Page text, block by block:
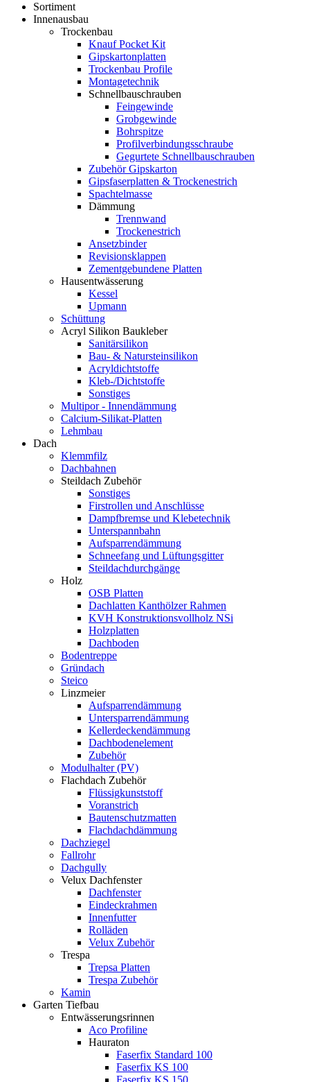
Sortiment
Innenausbau
Trockenbau
Knauf Pocket Kit
Gipskartonplatten
Trockenbau Profile
Montagetechnik
Schnellbauschrauben
Feingewinde
Grobgewinde
Bohrspitze
Profilverbindungsschraube
Gegurtete Schnellbauschrauben
Zubehör Gipskarton
Gipsfaserplatten & Trockenestrich
Spachtelmasse
Dämmung
Trennwand
Trockenestrich
Ansetzbinder
Revisionsklappen
Zementgebundene Platten
Hausentwässerung
Kessel
Upmann
Schüttung
Acryl Silikon Baukleber
Sanitärsilikon
Bau- & Natursteinsilikon
Acryldichtstoffe
Kleb-/Dichtstoffe
Sonstiges
Multipor - Innendämmung
Calcium-Silikat-Platten
Lehmbau
Dach
Klemmfilz
Dachbahnen
Steildach Zubehör
Sonstiges
Firstrollen und Anschlüsse
Dampfbremse und Klebetechnik
Unterspannbahn
Aufsparrendämmung
Schneefang und Lüftungsgitter
Steildachdurchgänge
Holz
OSB Platten
Dachlatten Kanthölzer Rahmen
KVH Konstruktionsvollholz NSi
Holzplatten
Dachboden
Bodentreppe
Gründach
Steico
Linzmeier
Aufsparrendämmung
Untersparrendämmung
Kellerdeckendämmung
Dachbodenelement
Zubehör
Modulhalter (PV)
Flachdach Zubehör
Flüssigkunststoff
Voranstrich
Bautenschutzmatten
Flachdachdämmung
Dachziegel
Fallrohr
Dachgully
Velux Dachfenster
Dachfenster
Eindeckrahmen
Innenfutter
Rolläden
Velux Zubehör
Trespa
Trepsa Platten
Trespa Zubehör
Kamin
Garten Tiefbau
Entwässerungsrinnen
Aco Profiline
Hauraton
Faserfix Standard 100
Faserfix KS 100
Faserfix KS 150